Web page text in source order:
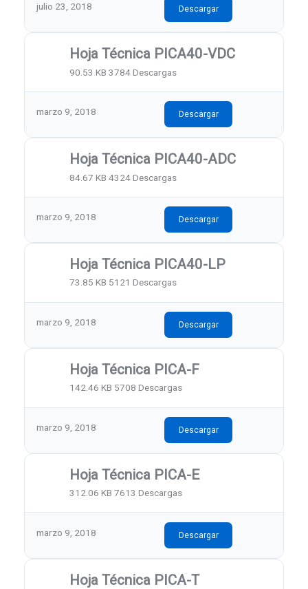
julio 23, 2018 Descargar
Hoja Técnica PICA40-VDC
90.53 KB3784 Descargas
marzo 9, 2018 Descargar
Hoja Técnica PICA40-ADC
84.67 KB4324 Descargas
marzo 9, 2018 Descargar
Hoja Técnica PICA40-LP
73.85 KB 5121 Descargas
marzo 9, 2018 Descargar
Hoja Técnica PICA-F
142.46 KB 5708 Descargas
marzo 9, 2018 Descargar
Hoja Técnica PICA-E
312.06 KB7613 Descargas
marzo 9, 2018 Descargar
Hoja Técnica PICA-T